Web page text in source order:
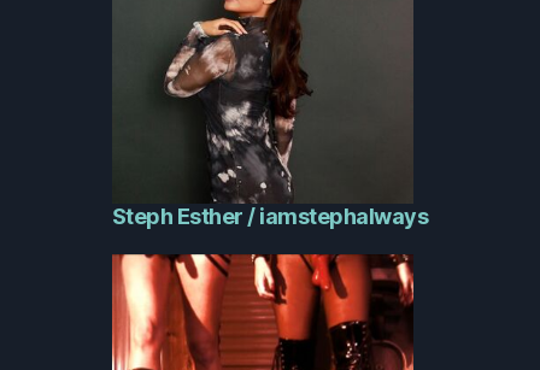
Steph Esther / iamstephalways